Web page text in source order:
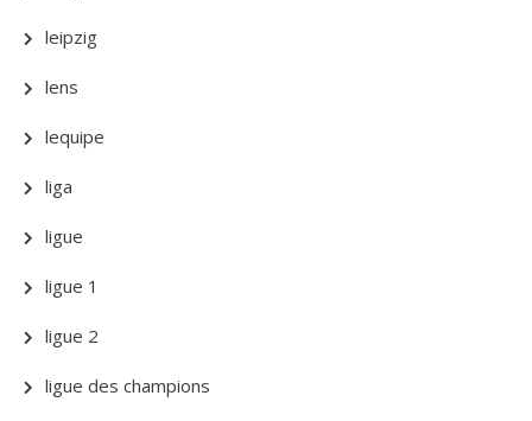
leipzig
lens
lequipe
liga
ligue
ligue 1
ligue 2
ligue des champions